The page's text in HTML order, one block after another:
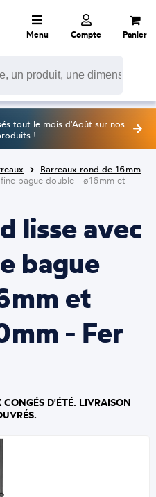
Menu Compte Panier
tout le mois d'Août sur nos
!
Barreaux rond de 16mm
bague double - ø16mm et
lisse avec
bague
et
- Fer
CONGÉS D'ÉTÉ. LIVRAISON